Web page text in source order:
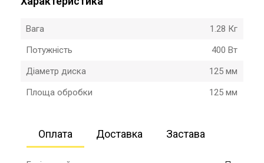
Вага
1.28 Кг
Потужність
400 Вт
Діаметр диска
125 мм
Площа обробки
125 мм
Оплата Доставка Застава